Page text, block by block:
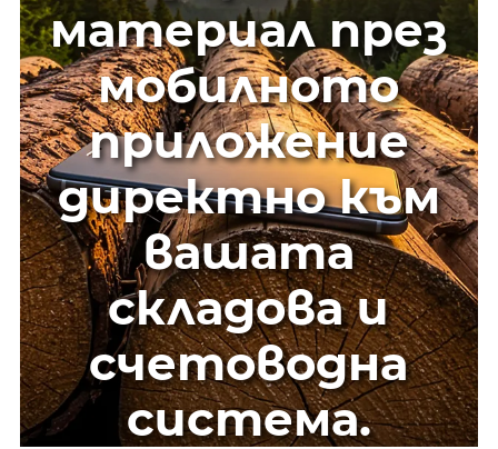
материал през
мобилното
приложение
директно към
вашата
складова и
счетоводна
система.